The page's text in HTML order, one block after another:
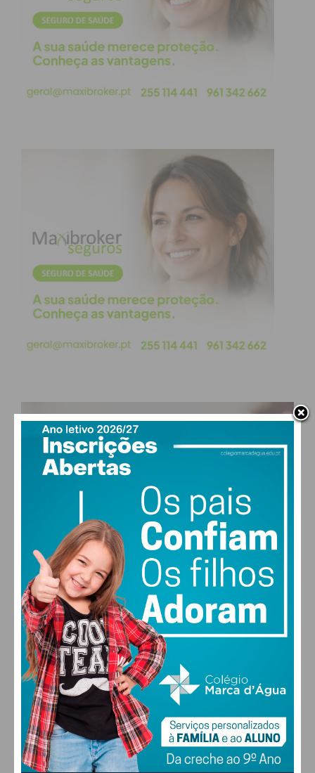
PAÇOS DE FERREIRA
27°
clear sky
MAX 28 • MIN 27
27°
SÁB
26
DOM
29
SEG
30 °
TER
FARMACIAS DE SERVIÇO EM PAÇOS DE
FERREIRA